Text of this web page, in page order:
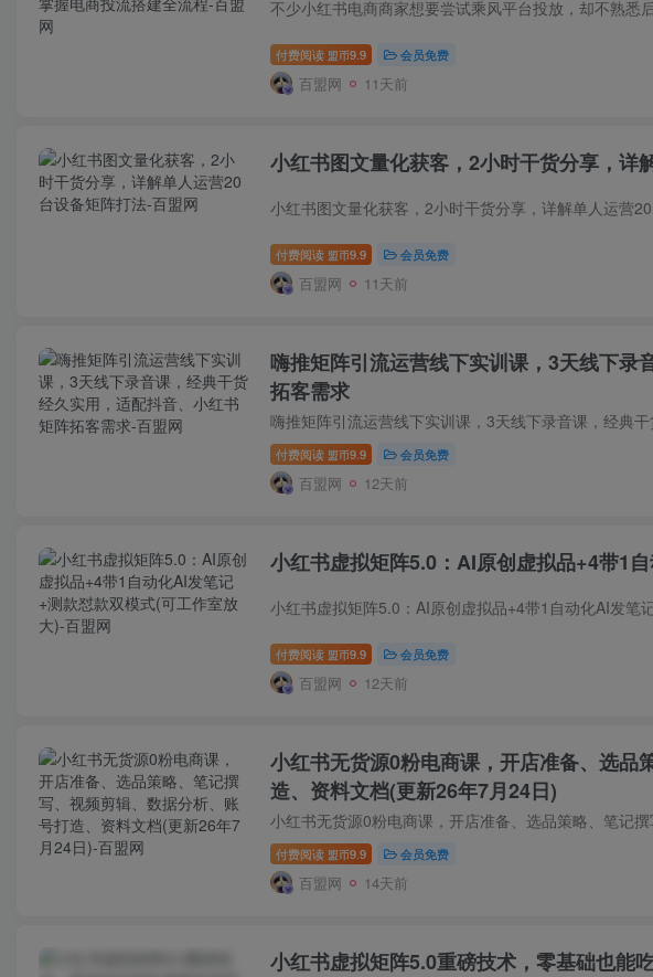
付费阅读 盟币9.9 会员免费
百盟网 11天前
小红书图文量化获客，2小时干货分享，详
付费阅读 盟币9.9 会员免费
百盟网 11天前
嗨推矩阵引流运营线下实训课，3天线下录
拓客需求
付费阅读 盟币9.9 会员免费
百盟网 12天前
小红书虚拟矩阵5.0：AI原创虚拟品+4带1
付费阅读 盟币9.9 会员免费
百盟网 12天前
小红书无货源0粉电商课，开店准备、选品
造、资料文档(更新26年7月24日)
付费阅读 盟币9.9 会员免费
百盟网 14天前
小红书虚拟矩阵5.0重磅技术，零基础也能